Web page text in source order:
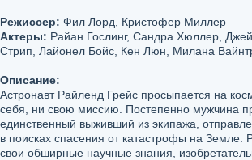
Режиссер: Фил Лорд, Кристофер Миллер
Актеры: Райан Гослинг, Сандра Хюллер,
Стрип, Лайонел Бойс, Кен Люн, Милана
Описание:
Астронавт Райленд Грейс просыпается на
себя, ни свою миссию. Постепенно мужчина
единственный выживший из экипажа,
в поисках спасения от катастрофы на Земле.
свои обширные научные знания,